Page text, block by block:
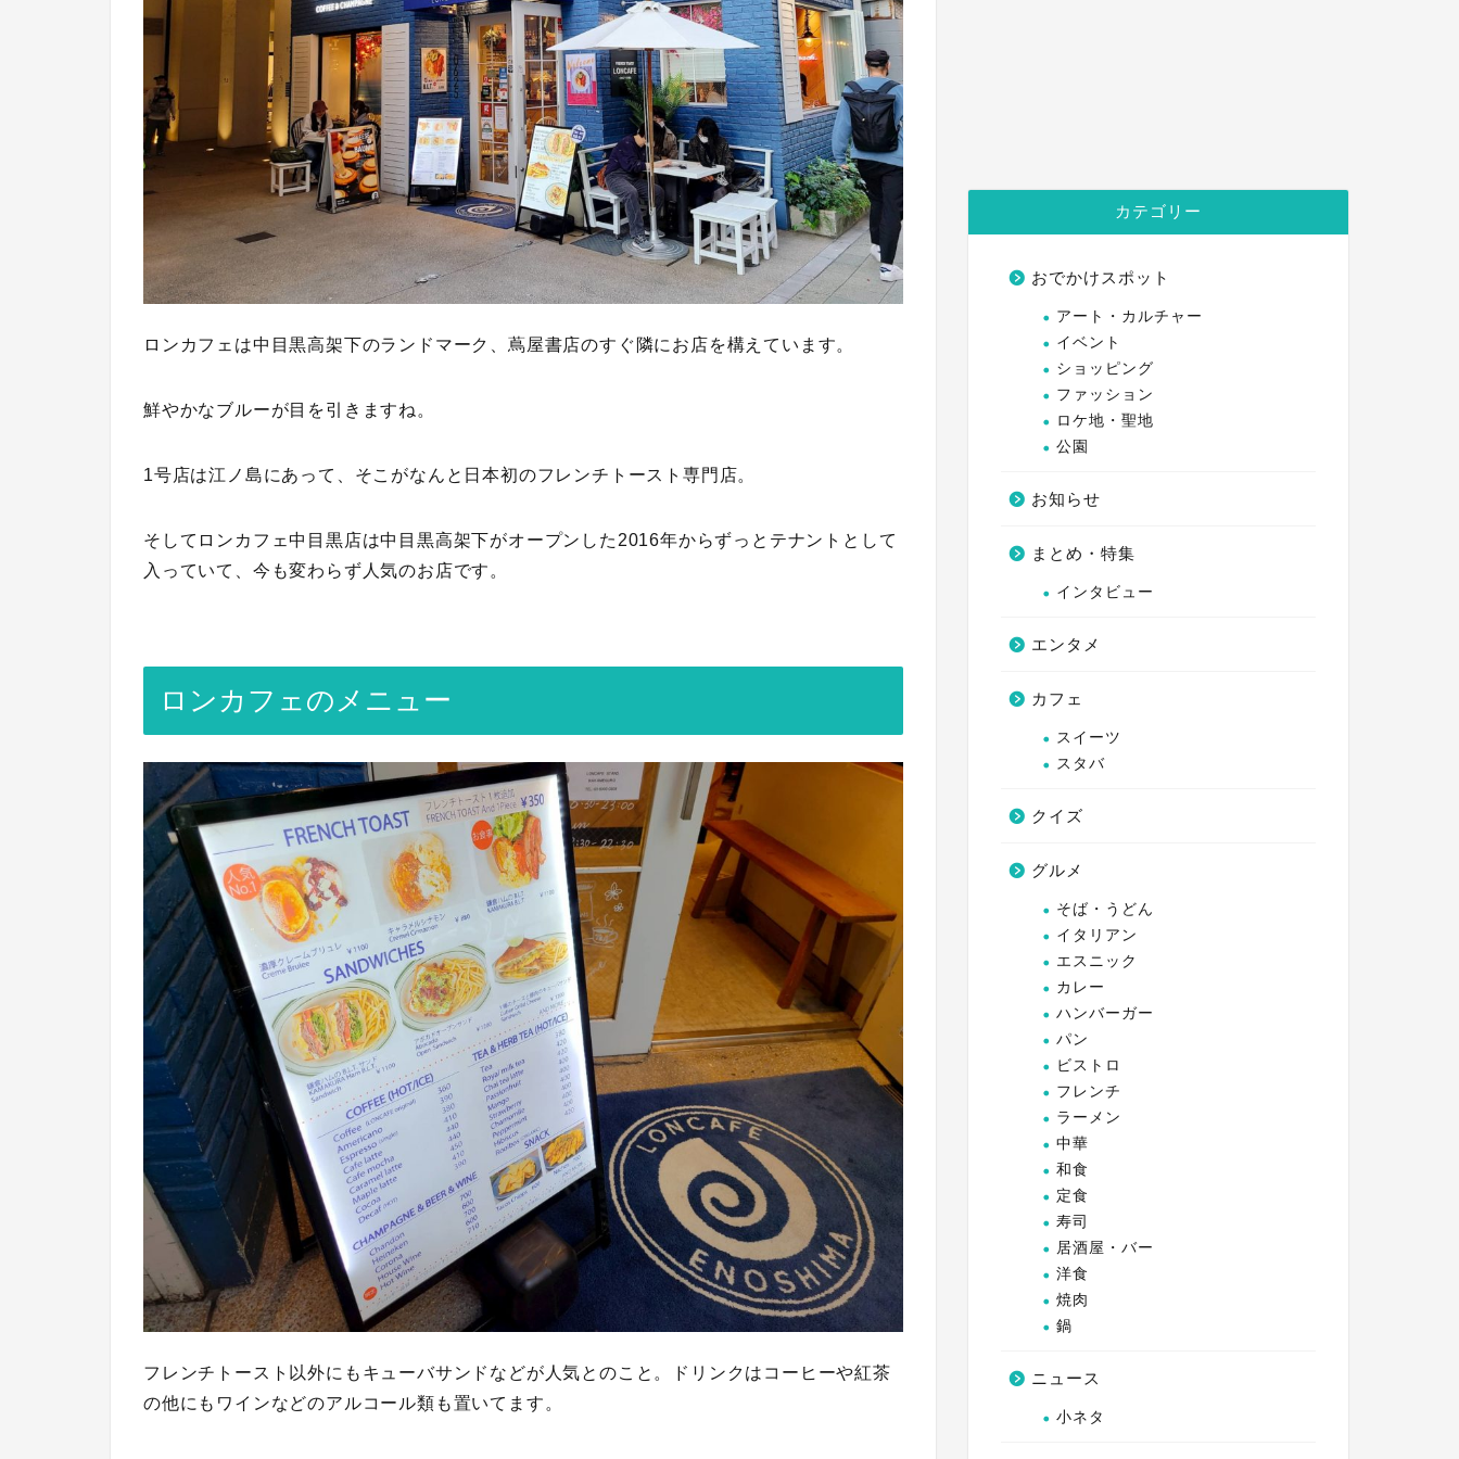
ロンカフェは中目黒高架下のランドマーク、蔦屋書店のすぐ隣にお店を構えています。
鮮やかなブルーが目を引きますね。
1号店は江ノ島にあって、そこがなんと 日本初のフレンチトースト専門店。
そしてロンカフェ中目黒店は中目黒高架下がオープンした2016年からずっとテナントとして
入っていて、今も変わらず人気のお店です。
ロンカフェのメニュー
フレンチトースト以外にもキューバサンドなどが人気とのこと。ドリンクはコーヒーや紅茶
の他にもワインなどのアルコール類も置いてます。
カテゴリー
おでかけスポット
アート・カルチャー
イベント
ショッピング
ファッション
ロケ地・聖地
公園
お知らせ
まとめ・特集
インタビュー
エンタメ
カフェ
スイーツ
スタバ
クイズ
グルメ
そば・うどん
イタリアン
エスニック
カレー
ハンバーガー
パン
ビストロ
フレンチ
ラーメン
中華
和食
定食
寿司
居酒屋・バー
洋食
焼肉
鍋
ニュース
小ネタ